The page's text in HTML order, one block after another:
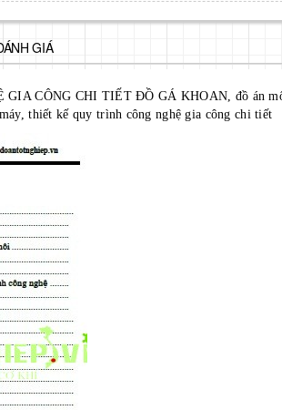
GIÁ
CÔNG CHI TIẾT ĐỒ GÁ KHOAN, đồ án
thiết kế quy trình công nghệ gia công chi tiết